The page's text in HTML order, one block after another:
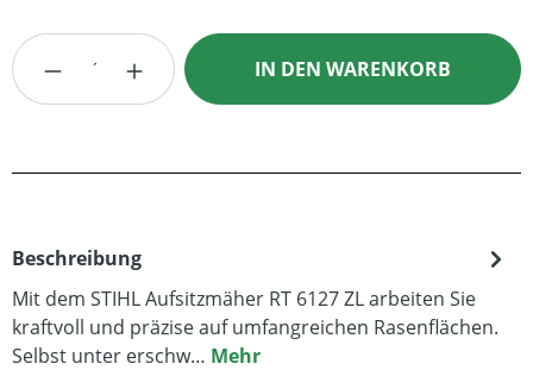
Produkt Anzahl: Gib den gewünschten
IN DEN WARENKORB
Beschreibung
Mit dem STIHL Aufsitzmäher RT 6127 ZL arbeiten Sie
kraftvoll und präzise auf umfangreichen Rasenflächen.
Selbst unter erschw… Mehr